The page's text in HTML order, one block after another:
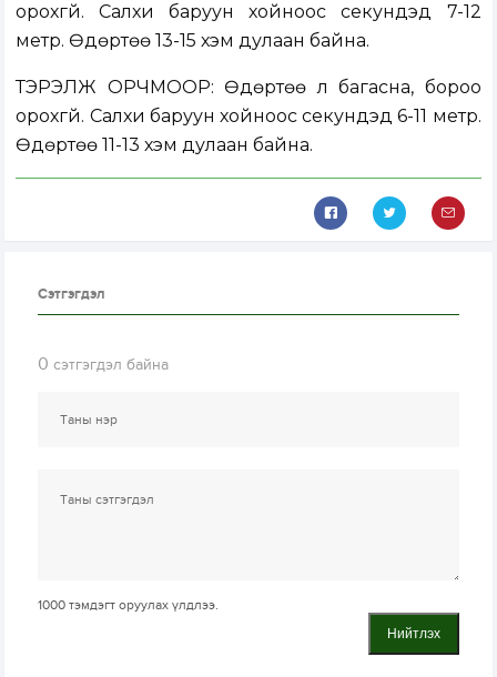
орохгүй. Салхи баруун хойноос секундэд 7-12
метр. Өдөртөө 13-15 хэм дулаан байна.
ТЭРЭЛЖ ОРЧМООР: Өдөртөө үүл багасна, бороо
орохгүй. Салхи баруун хойноос секундэд 6-11 метр.
Өдөртөө 11-13 хэм дулаан байна.
Сэтгэгдэл
0 сэтгэгдэл байна
1000 тэмдэгт оруулах үлдлээ.
Нийтлэх